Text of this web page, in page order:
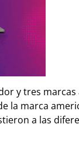
y tres
la marca
a las